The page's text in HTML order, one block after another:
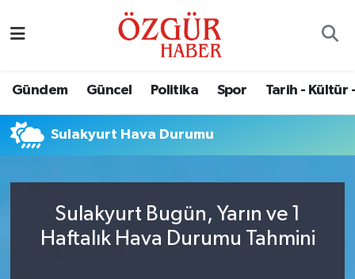
Gündem Güncel Politika Spor Tarih - Kültür
Sulakyurt Hava Durumu
Sulakyurt Bugün, Yarın ve 1
Haftalık Hava Durumu Tahmini
Eğitim
Ekonomi
Güncel
Nöbetçi Eczaneler
Namaz Vakitleri
Trafik Durumu
Süper Lig Puan Durumu ve Fikstür